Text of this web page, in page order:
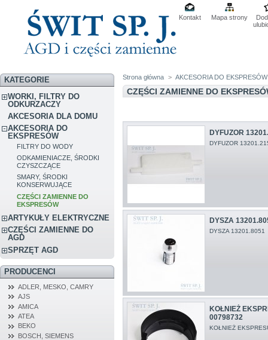
Kontakt Mapa strony
KATEGORIE
WORKI, FILTRY DO
ODKURZACZY
AKCESORIA DLA DOMU
AKCESORIA DO
EKSPRESÓW
FILTRY DO WODY
ODKAMIENIACZE, ŚRODKI
CZYSZCZĄCE
SMARY, ŚRODKI
KONSERWUJĄCE
CZĘŚCI ZAMIENNE DO
EKSPRESÓW
ARTYKUŁY ELEKTRYCZNE
CZĘŚCI ZAMIENNE DO
AGD
SPRZĘT AGD
PRODUCENCI
ADLER, MESKO, CAMRY
AJS
AMICA
ATEA
BEKO
BOSCH, SIEMENS
Strona główna > AKCESORIA DO EKSPRESÓW
CZĘŚCI ZAMIENNE DO
DYFUZOR
DYFUZOR
DYSZA
DYSZA 13201.8051
KOŁNIEŻ
00798732
KOŁNIEŻ